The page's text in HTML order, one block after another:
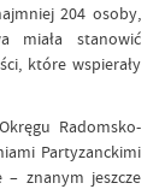
204 osoby,
miała stanowić
które wspierały
Radomsko-
Partyzanckimi
– znanym jeszcze